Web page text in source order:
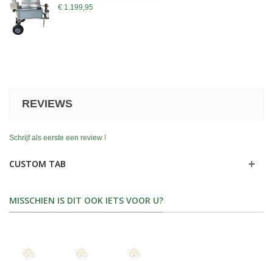
€ 1.199,95
REVIEWS
Schrijf als eerste een review !
CUSTOM TAB
MISSCHIEN IS DIT OOK IETS VOOR U?